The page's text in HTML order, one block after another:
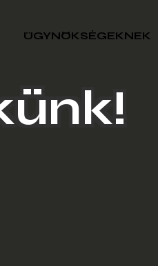
ÜGYNÖKSÉGEKNEK